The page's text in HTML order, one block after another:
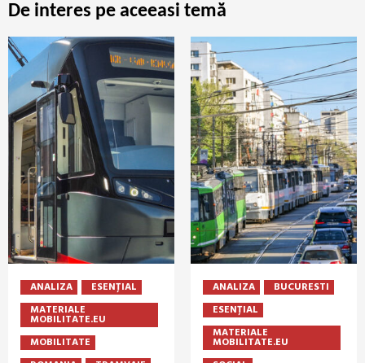
De interes pe aceeasi temă
ANALIZA
ESENȚIAL
MATERIALE
MOBILITATE.EU
MOBILITATE
ANALIZA
BUCURESTI
ESENȚIAL
MATERIALE
MOBILITATE.EU